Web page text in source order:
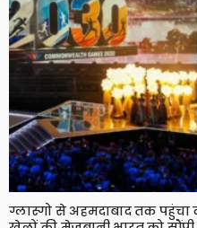
ग्लास्गो से अहमदाबाद तक